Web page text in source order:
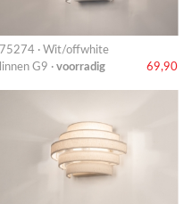
75274 · Wit/offwhite
linnen G9 · voorradig 69,90